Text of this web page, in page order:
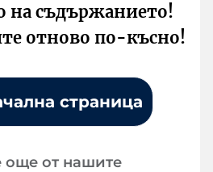
на съдържанието!
отново по-късно!
страница
още от нашите